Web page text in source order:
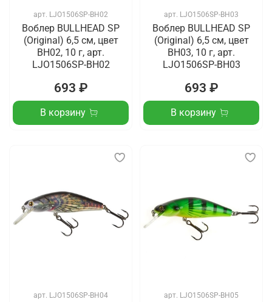
арт. LJO1506SP-BH02
Воблер BULLHEAD SP
(Original) 6,5 см, цвет
BH02, 10 г, арт.
LJO1506SP-BH02
693 ₽
В корзину
арт. LJO1506SP-BH03
Воблер BULLHEAD SP
(Original) 6,5 см, цвет
BH03, 10 г, арт.
LJO1506SP-BH03
693 ₽
В корзину
арт. LJO1506SP-BH04 арт. LJO1506SP-BH05